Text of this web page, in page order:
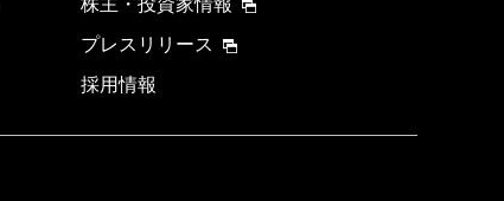
株主・投資家情報
プレスリリース
採用情報